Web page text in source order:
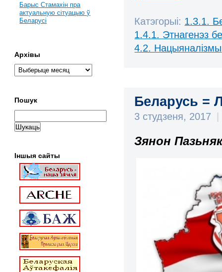
Катэгорыі: 1.3.1.
1.4.1. Этнагенэз
4.2. Нацыяналізмы
Беларусь =
3 студзеня, 2017
Зянон
Барыс Стамахін пра
актуальную сітуацыю ў
Беларусі
Архівы
Пошук
Іншыя сайты